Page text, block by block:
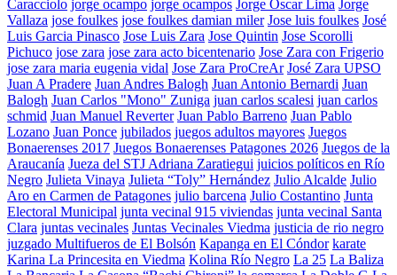
Caracciolo jorge ocampo jorge ocampos Jorge Oscar Lima Jorge
Vallaza jose foulkes jose foulkes damian miler Jose luis foulkes José
Luis Garcia Pinasco Jose Luis Zara Jose Quintin Jose Scorolli
Pichuco jose zara jose zara acto bicentenario Jose Zara con Frigerio
jose zara maria eugenia vidal Jose Zara ProCreAr José Zara UPSO
Juan A Pradere Juan Andres Balogh Juan Antonio Bernardi Juan
Balogh Juan Carlos "Mono" Zuniga juan carlos scalesi juan carlos
schmid Juan Manuel Reverter Juan Pablo Barreno Juan Pablo
Lozano Juan Ponce jubilados juegos adultos mayores Juegos
Bonaerenses 2017 Juegos Bonaerenses Patagones 2026 Juegos de la
Araucanía Jueza del STJ Adriana Zaratiegui juicios políticos en Río
Negro Julieta Vinaya Julieta “Toly” Hernández Julio Alcalde Julio
Aro en Carmen de Patagones julio barcena Julio Costantino Junta
Electoral Municipal junta vecinal 915 viviendas junta vecinal Santa
Clara juntas vecinales Juntas Vecinales Viedma justicia de rio negro
juzgado Multifueros de El Bolsón Kapanga en El Cóndor karate
Karina La Princesita en Viedma Kolina Río Negro La 25 La Baliza